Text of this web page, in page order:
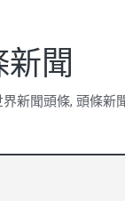
聞
新聞頭條, 頭條新